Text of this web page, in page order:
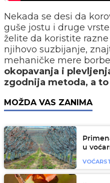
Nekada se desi da
guše jostu i druge
želite da koristite
njihovo suzbijanje,
mehaničke mere
okopavanja i
zgodnija metoda, a
MOŽDA VAS ZANIMA
u